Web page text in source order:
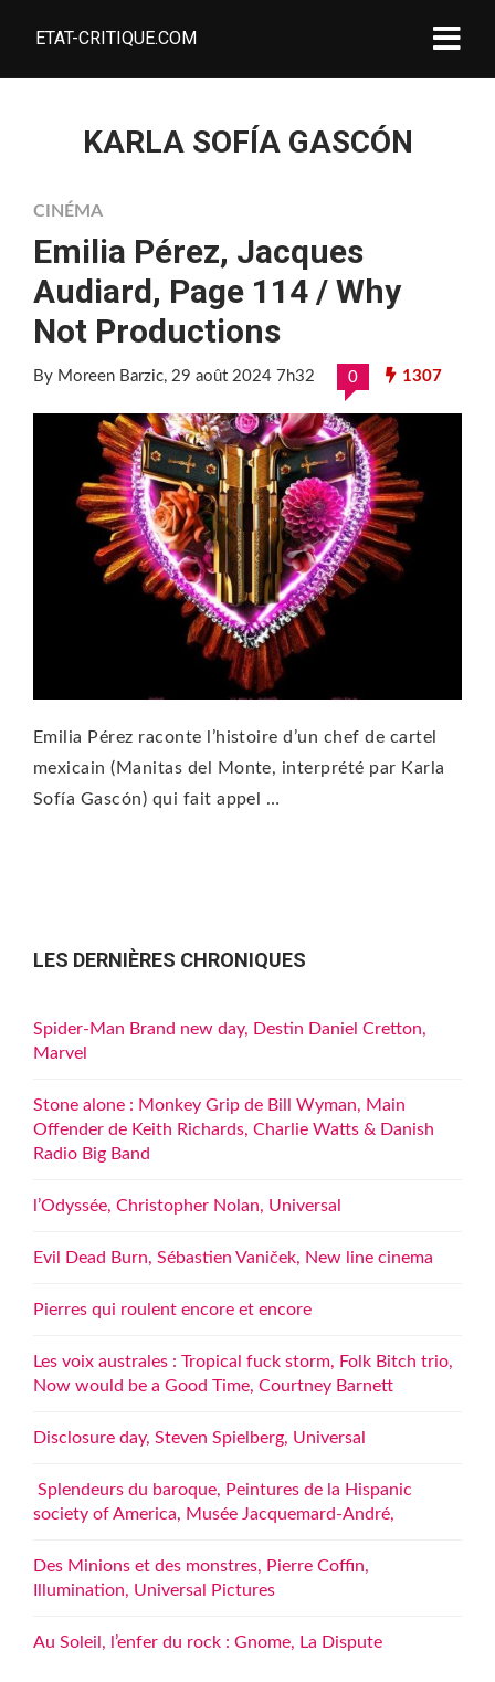
ETAT-CRITIQUE.COM
KARLA SOFÍA GASCÓN
CINÉMA
Emilia Pérez, Jacques
Audiard, Page 114 / Why
Not Productions
By Moreen Barzic, 29 août 2024 7h32 0 1307
Emilia Pérez raconte l’histoire d’un chef de cartel
mexicain (Manitas del Monte, interprété par Karla
Sofía Gascón) qui fait appel …
LES DERNIÈRES CHRONIQUES
Spider-Man Brand new day, Destin Daniel Cretton,
Marvel
Stone alone : Monkey Grip de Bill Wyman, Main
Offender de Keith Richards, Charlie Watts & Danish
Radio Big Band
l’Odyssée, Christopher Nolan, Universal
Evil Dead Burn, Sébastien Vaniček, New line cinema
Pierres qui roulent encore et encore
Les voix australes : Tropical fuck storm, Folk Bitch trio,
Now would be a Good Time, Courtney Barnett
Disclosure day, Steven Spielberg, Universal
Splendeurs du baroque, Peintures de la Hispanic
society of America, Musée Jacquemard-André,
Des Minions et des monstres, Pierre Coffin,
Illumination, Universal Pictures
Au Soleil, l’enfer du rock : Gnome, La Dispute